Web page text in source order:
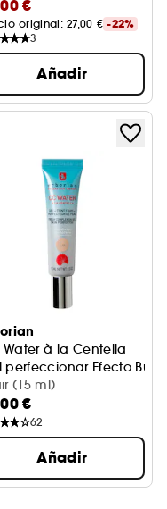
€
original: 27,00 € -22%
3
Añadir
efecto "piel de BB"
Water à la Centella
perfeccionar Efecto
(15 ml)
€
62
Añadir